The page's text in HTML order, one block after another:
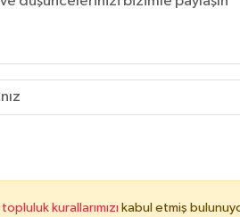
topluluk kurallarımızı kabul etmiş